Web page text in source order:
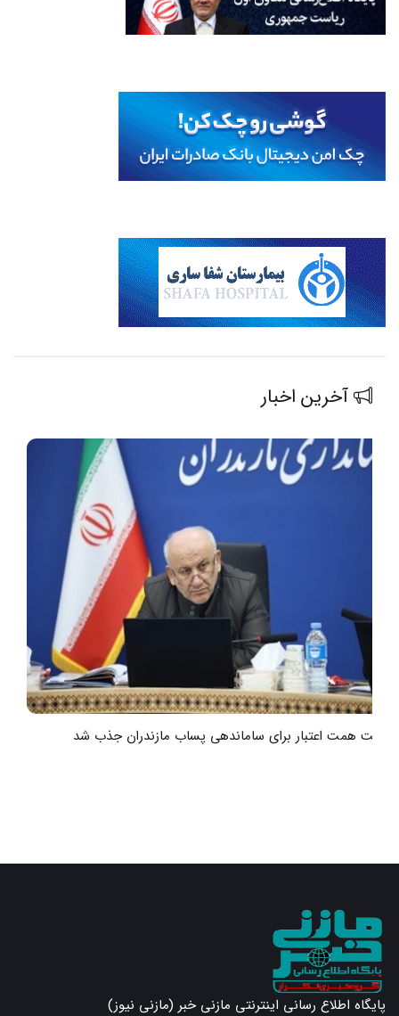
آخرین اخبار
هشت همت اعتبار برای ساماندهی پساب مازندران جذب شد
پایگاه اطلاع رسانی اینترنتی مازنی خبر (مازنی نیوز)